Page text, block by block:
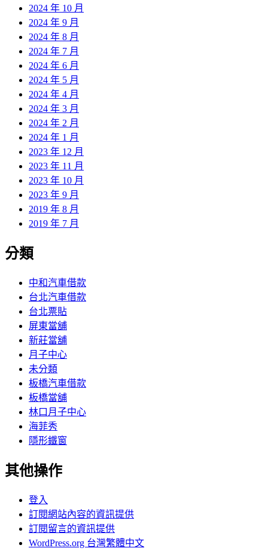
2024 年 10 月
2024 年 9 月
2024 年 8 月
2024 年 7 月
2024 年 6 月
2024 年 5 月
2024 年 4 月
2024 年 3 月
2024 年 2 月
2024 年 1 月
2023 年 12 月
2023 年 11 月
2023 年 10 月
2023 年 9 月
2019 年 8 月
2019 年 7 月
分類
中和汽車借款
台北汽車借款
台北票貼
屏東當舖
新莊當舖
月子中心
未分類
板橋汽車借款
板橋當舖
林口月子中心
海菲秀
隱形鐵窗
其他操作
登入
訂閱網站內容的資訊提供
訂閱留言的資訊提供
WordPress.org 台灣繁體中文